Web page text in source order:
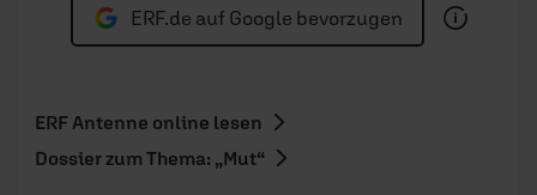
ERF.de auf Google bevorzugen
ERF Antenne online lesen
Dossier zum Thema: „Mut“